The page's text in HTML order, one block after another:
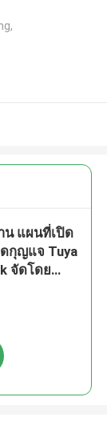
น แผนที่เปิด
กุญแจ Tuya
จัดโดย